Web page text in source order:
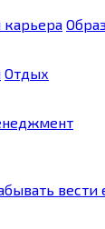
карьера
Отдых